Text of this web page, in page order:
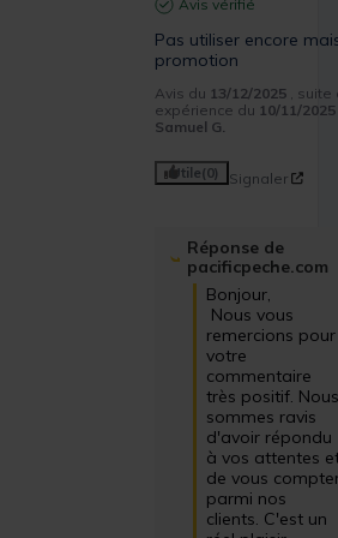
Avis vérifié
Pas utiliser encore
promotion
Avis du 13/12/2025
,
expérience du 10/11/2025
Samuel G.
Utile(0) Signaler
Réponse de
pacificpeche.com
Bonjour,
remercions pour
votre
commentaire
très positif.
sommes ravis
d'avoir répondu
à vos attentes
de vous
parmi nos
clients. C'est un